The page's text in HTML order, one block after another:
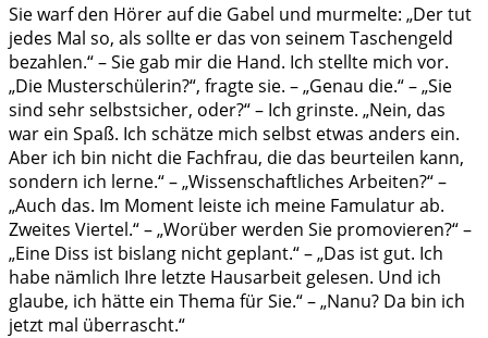
Sie warf den Hörer auf die Gabel und murmelte: „Der tut
jedes Mal so, als sollte er das von seinem Taschengeld
bezahlen.“ – Sie gab mir die Hand. Ich stellte mich vor.
„Die Musterschülerin?“, fragte sie. – „Genau die.“ – „Sie
sind sehr selbstsicher, oder?“ – Ich grinste. „Nein, das
war ein Spaß. Ich schätze mich selbst etwas anders ein.
Aber ich bin nicht die Fachfrau, die das beurteilen kann,
sondern ich lerne.“ – „Wissenschaftliches Arbeiten?“ –
„Auch das. Im Moment leiste ich meine Famulatur ab.
Zweites Viertel.“ – „Worüber werden Sie promovieren?“ –
„Eine Diss ist bislang nicht geplant.“ – „Das ist gut. Ich
habe nämlich Ihre letzte Hausarbeit gelesen. Und ich
glaube, ich hätte ein Thema für Sie.“ – „Nanu? Da bin ich
jetzt mal überrascht.“